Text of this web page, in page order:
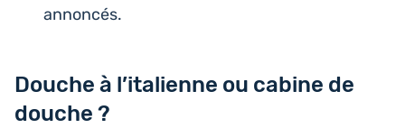
annoncés.
Douche à l’italienne ou cabine de
douche ?